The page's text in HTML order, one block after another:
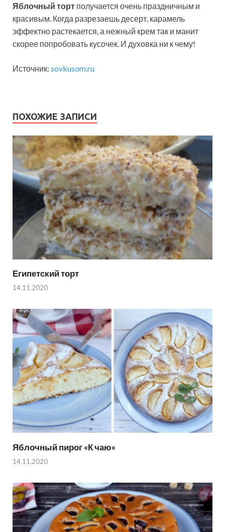
Яблочный торт получается очень праздничным и
красивым. Когда разрезаешь десерт, карамель
эффектно растекается, а нежный крем так и манит
скорее попробовать кусочек. И духовка ни к чему!
Источник: sovkusom.ru
ПОХОЖИЕ ЗАПИСИ
Египетский торт
14.11.2020
Яблочный пирог «К чаю»
14.11.2020